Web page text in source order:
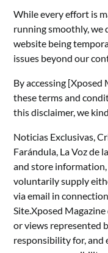
While every effort is
running smoothly, we
website being
issues beyond our
By accessing [Xposed
these terms and
this disclaimer, we
Noticias Exclusivas,
Farándula, La Voz de
and store
voluntarily supply
via email in
Site.Xposed
or views represented
responsibility for, and